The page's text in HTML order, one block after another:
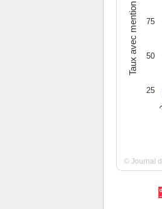
Taux avec mention
25
50
75
© Journal